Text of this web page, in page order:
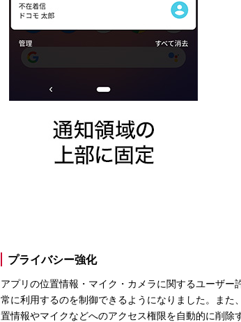
プライバシー強化
アプリの位置情報・マイク・カメラに関するユーザ
常に利用するのを制御できるようになりました。ま
置情報やマイクなどへのアクセス権限を自動的に削除